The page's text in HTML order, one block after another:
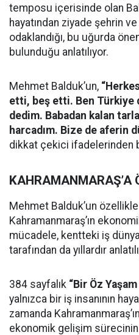
temposu içerisinde olan
hayatından ziyade şehrin
odaklandığı, bu uğurda
bulunduğu anlatılıyor.
Mehmet Balduk’un,
etti, beş etti. Ben Türkiye
dedim. Babadan kalan
harcadım. Bize de aferin
dikkat çekici ifadelerinden
KAHRAMANMARAŞ’A
Mehmet Balduk’un
Kahramanmaraş’ın
mücadele, kentteki iş
tarafından da yıllardır
384 sayfalık “Bir Öz
yalnızca bir iş insanının
zamanda
ekonomik gelişim